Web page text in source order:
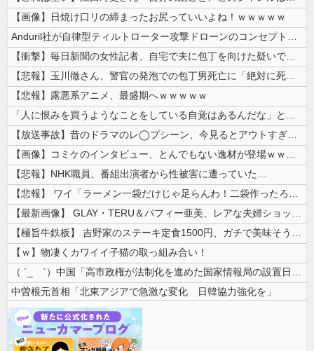
【画像】日焼け口リの締まったお尻っていいよね！ｗｗｗｗｗ
Anduril社が自律型ティルトローター攻撃ドローンのコンセプトで衝撃...
【衝撃】毎日新聞の女性記者、自宅で夫に包丁を向けた疑いで逮捕
【悲報】玉川徹さん、警官の発泡での包丁男死亡に「絶対に死刑にならない罪...
【悲報】露悪系アニメ、最盛期へｗｗｗｗｗ
「人に恨みを買うようなことをしている自覚はあるんだな」と高市首相を嘲笑...
【放送事故】昔のドラマのレ◯プシーン、今見るとアウトすぎる・・・
【画像】コミケのインタビュー、とんでもない逸材が登場ｗｗｗｗｗｗ 【P...
【悲報】NHK職員、番組出演者から性被害に遭っていた…
【悲報】 ワイ「ラーメン一袋だけじゃ足らんわ！二袋作ったろ！」→結果ｗ...
【最新画像】 GLAY・TERU＆パフィー亜美、レアな夫婦ショットを公...
【極旨牛鉄板】 吉野家のステーキ定食1500円、ガチで美味そうｗｗｗ
【ｗ】物凄くカワイイ子猫の取っ組み合い！
（ ´_ゝ`）中国「高市政権が法制化を進めた国家情報局の設置日が7月3...
中曽根元首相「北東アジアで急激な変化 日韓協力強化を」